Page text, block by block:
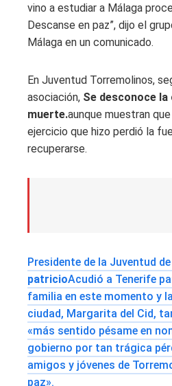
vino a estudiar a Málaga
Descanse en paz”, dijo el
Málaga en un comunicado.
En Juventud Torremolinos,
asociación, Se desconoce la
muerte.aunque muestran
ejercicio que hizo perdió la
recuperarse.
Presidente de la Juventud
patricioAcudió a Tenerife
familia en este momento y
ciudad, Margarita del Cid,
«más sentido pésame en
gobierno por tan trágica
amigos y jóvenes de
paz».